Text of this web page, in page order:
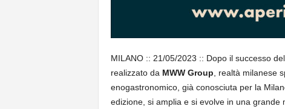
MILANO :: 21/05/2023 :: Dopo il successo
realizzato da MWW Group , realtà milanese
enogastronomico, già conosciuta per la
edizione, si amplia e si evolve in una grande